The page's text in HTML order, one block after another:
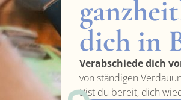
dich in
Verabschiede dich
von ständigen
Bist du bereit, dich